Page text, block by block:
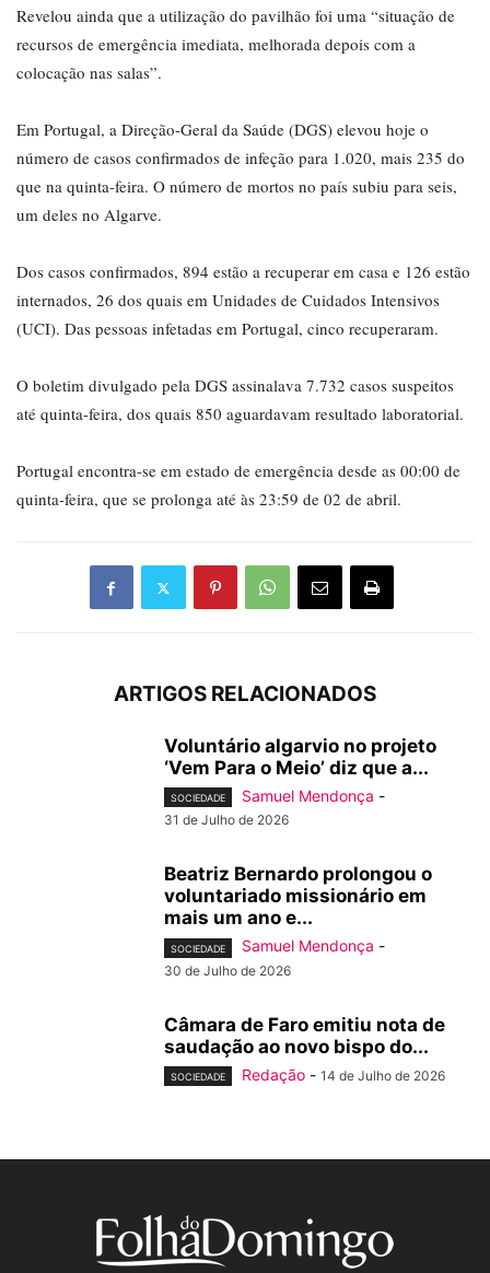
Revelou ainda que a utilização do pavilhão foi uma “situação de
recursos de emergência imediata, melhorada depois com a
colocação nas salas”.
Em Portugal, a Direção-Geral da Saúde (DGS) elevou hoje o
número de casos confirmados de infeção para 1.020, mais 235 do
que na quinta-feira. O número de mortos no país subiu para seis,
um deles no Algarve.
Dos casos confirmados, 894 estão a recuperar em casa e 126 estão
internados, 26 dos quais em Unidades de Cuidados Intensivos
(UCI). Das pessoas infetadas em Portugal, cinco recuperaram.
O boletim divulgado pela DGS assinalava 7.732 casos suspeitos
até quinta-feira, dos quais 850 aguardavam resultado laboratorial.
Portugal encontra-se em estado de emergência desde as 00:00 de
quinta-feira, que se prolonga até às 23:59 de 02 de abril.
ARTIGOS RELACIONADOS
Voluntário algarvio no projeto
‘Vem Para o Meio’ diz que a...
SOCIEDADE Samuel Mendonça -
31 de Julho de 2026
Beatriz Bernardo prolongou o
voluntariado missionário em
mais um ano e...
SOCIEDADE Samuel Mendonça -
30 de Julho de 2026
Câmara de Faro emitiu nota de
saudação ao novo bispo do...
SOCIEDADE Redação - 14 de Julho de 2026